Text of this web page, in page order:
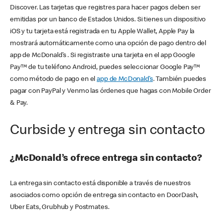
Discover. Las tarjetas que registres para hacer pagos deben ser
emitidas por un banco de Estados Unidos. Si tienes un dispositivo
iOS y tu tarjeta está registrada en tu Apple Wallet, Apple Pay la
mostrará automáticamente como una opción de pago dentro del
app de McDonald’s . Si registraste una tarjeta en el app Google
Pay™ de tu teléfono Android, puedes seleccionar Google Pay™
como método de pago en elapp de McDonald’s. También puedes
pagar con PayPal y Venmo las órdenes que hagas con Mobile Order
& Pay.
Curbside y entrega sin contacto
¿McDonald’s ofrece entrega sin contacto?
La entrega sin contacto está disponible a través de nuestros
asociados como opción de entrega sin contacto en DoorDash,
Uber Eats, Grubhub y Postmates.